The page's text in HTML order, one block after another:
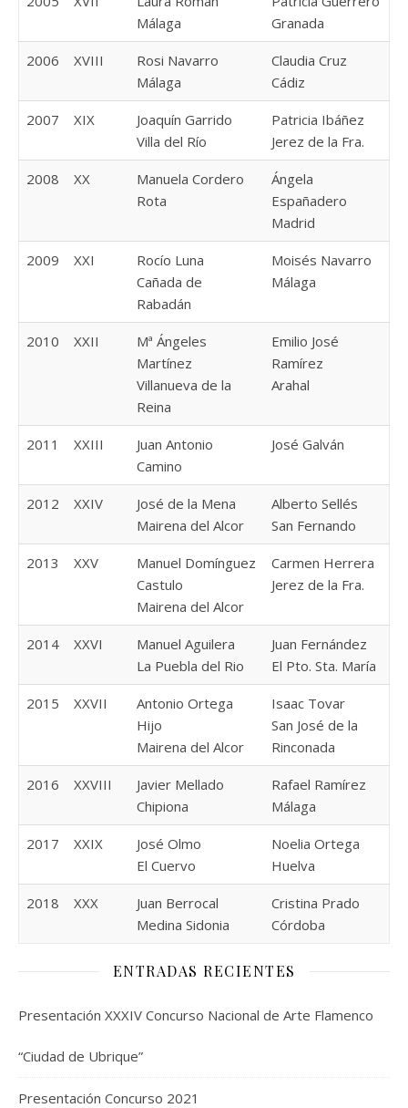
Málaga
Granada
2006 XVIII
Rosi Navarro
Málaga
Claudia Cruz
Cádiz
2007 XIX
Joaquín Garrido
Villa del Río
Patricia Ibáñez
Jerez de la Fra.
2008 XX
Manuela Cordero
Rota
Ángela
Españadero
Madrid
2009 XXI
Rocío Luna
Cañada de
Rabadán
Moisés Navarro
Málaga
2010 XXII
Mª Ángeles
Martínez
Villanueva de la
Reina
Emilio José
Ramírez
Arahal
2011 XXIII
Juan Antonio
Camino
José Galván
2012 XXIV
José de la Mena
Mairena del Alcor
Alberto Sellés
San Fernando
2013 XXV
Manuel Domínguez
Castulo
Mairena del Alcor
Carmen Herrera
Jerez de la Fra.
2014 XXVI
Manuel Aguilera
La Puebla del Rio
Juan Fernández
El Pto. Sta. María
2015 XXVII
Antonio Ortega
Hijo
Mairena del Alcor
Isaac Tovar
San José de la
Rinconada
2016 XXVIII
Javier Mellado
Chipiona
Rafael Ramírez
Málaga
2017 XXIX
José Olmo
El Cuervo
Noelia Ortega
Huelva
2018 XXX
Juan Berrocal
Medina Sidonia
Cristina Prado
Córdoba
ENTRADAS RECIENTES
Presentación XXXIV Concurso Nacional de Arte Flamenco
“Ciudad de Ubrique”
Presentación Concurso 2021